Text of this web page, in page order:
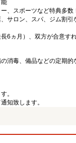
、スポーツなど特典多数
サロン、スパ、ジム割引
6ヵ月）、双方が合意す
消毒、備品などの定期
。
知致します。